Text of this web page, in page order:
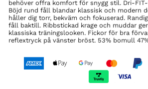
behöver offra komfort för snygg stil. Dri-
Böjd rund fåll blandar klassisk och modern
håller dig torr, bekväm och fokuserad.
fåll baktill. Ribbstickad krage och muddar
klassiska träningslooken. Fickor för bra
reflextryck på vänster bröst. 53% bomull